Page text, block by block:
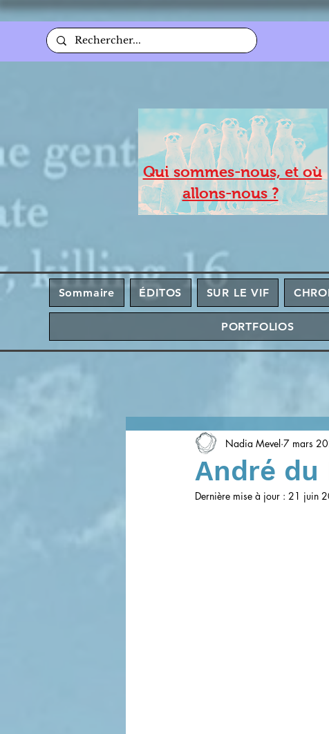
Qui sommes-nous, et où
allons-nous ?
Sommaire ÉDITOS SUR LE VIF
PORTFOLIOS
André du
Nadia Mevel 7 mars
Dernière mise à jour : 21 juin